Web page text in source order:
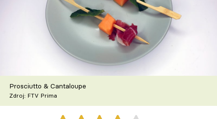
Články
TV Program
Škola vaření
Recepty z TV
Speciál: Cuketa
Prosciutto & Cantaloupe
Zdroj: FTV Prima